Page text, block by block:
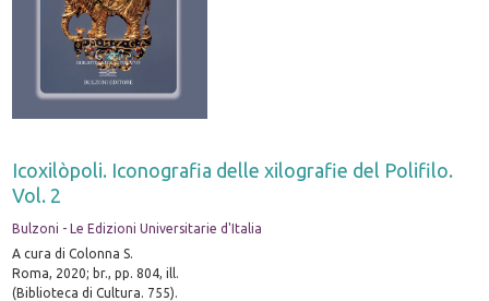
Icoxilòpoli. Iconografia delle xilografie del Polifilo.
Vol. 2
Bulzoni - Le Edizioni Universitarie d'Italia
A cura di Colonna S.
Roma, 2020; br., pp. 804, ill.
(Biblioteca di Cultura. 755).
Sarai informato delle nostre novità, potrai
comunque cancellarti quando desideri.
modulo di iscrizione